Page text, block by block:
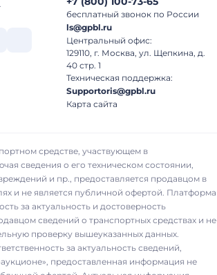
бесплатный звонок по России
ls@gpbl.ru
Центральный офис:
129110, г. Москва, ул. Щепкина, д.
40 стр. 1
Техническая поддержка:
Supportoris@gpbl.ru
Карта сайта
средстве, участвующем в
сведения о его техническом состоянии,
и пр., предоставляется продавцом в
и не является публичной офертой. Платформа
за актуальность и достоверность
сведений о транспортных средствах и не
проверку вышеуказанных данных.
за актуальность сведений,
предоставленная информация не